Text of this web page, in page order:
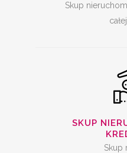
Skup
SKUP
Skup